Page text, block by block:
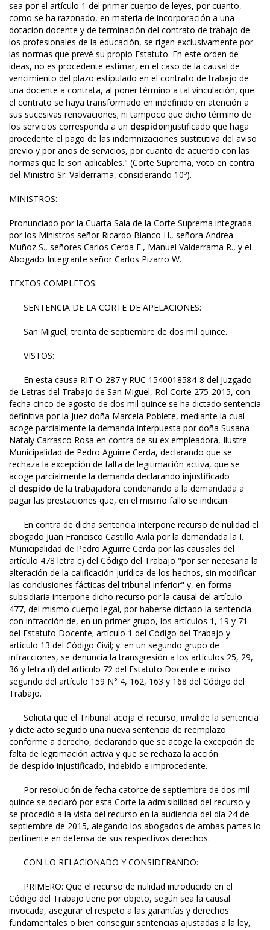
sea por el artículo 1 del primer cuerpo de leyes, por cuanto,
como se ha razonado, en materia de incorporación a una
dotación docente y de terminación del contrato de trabajo de
los profesionales de la educación, se rigen exclusivamente por
las normas que prevé su propio Estatuto. En este orden de
ideas, no es procedente estimar, en el caso de la causal de
vencimiento del plazo estipulado en el contrato de trabajo de
una docente a contrata, al poner término a tal vinculación, que
el contrato se haya transformado en indefinido en atención a
sus sucesivas renovaciones; ni tampoco que dicho término de
los servicios corresponda a un despidoinjustificado que haga
procedente el pago de las indemnizaciones sustitutiva del aviso
previo y por años de servicios, por cuanto de acuerdo con las
normas que le son aplicables." (Corte Suprema, voto en contra
del Ministro Sr. Valderrama, considerando 10º).
MINISTROS:
Pronunciado por la Cuarta Sala de la Corte Suprema integrada
por los Ministros señor Ricardo Blanco H., señora Andrea
Muñoz S., señores Carlos Cerda F., Manuel Valderrama R., y el
Abogado Integrante señor Carlos Pizarro W.
TEXTOS COMPLETOS:
SENTENCIA DE LA CORTE DE APELACIONES:
San Miguel, treinta de septiembre de dos mil quince.
VISTOS:
En esta causa RIT O-287 y RUC 1540018584-8 del Juzgado
de Letras del Trabajo de San Miguel, Rol Corte 275-2015, con
fecha cinco de agosto de dos mil quince se ha dictado sentencia
definitiva por la Juez doña Marcela Poblete, mediante la cual
acoge parcialmente la demanda interpuesta por doña Susana
Nataly Carrasco Rosa en contra de su ex empleadora, Ilustre
Municipalidad de Pedro Aguirre Cerda, declarando que se
rechaza la excepción de falta de legitimación activa, que se
acoge parcialmente la demanda declarando injustificado
el despido de la trabajadora condenando a la demandada a
pagar las prestaciones que, en el mismo fallo se indican.
En contra de dicha sentencia interpone recurso de nulidad el
abogado Juan Francisco Castillo Avila por la demandada la I.
Municipalidad de Pedro Aguirre Cerda por las causales del
artículo 478 letra c) del Código del Trabajo "por ser necesaria la
alteración de la calificación jurídica de los hechos, sin modificar
las conclusiones fácticas del tribunal inferior" y, en forma
subsidiaria interpone dicho recurso por la causal del artículo
477, del mismo cuerpo legal, por haberse dictado la sentencia
con infracción de, en un primer grupo, los artículos 1, 19 y 71
del Estatuto Docente; artículo 1 del Código del Trabajo y
artículo 13 del Código Civil; y. en un segundo grupo de
infracciones, se denuncia la transgresión a los artículos 25, 29,
36 y letra d) del artículo 72 del Estatuto Docente e inciso
segundo del artículo 159 N° 4, 162, 163 y 168 del Código del
Trabajo.
Solicita que el Tribunal acoja el recurso, invalide la sentencia
y dicte acto seguido una nueva sentencia de reemplazo
conforme a derecho, declarando que se acoge la excepción de
falta de legitimación activa y que se rechaza la acción
de despido injustificado, indebido e improcedente.
Por resolución de fecha catorce de septiembre de dos mil
quince se declaró por esta Corte la admisibilidad del recurso y
se procedió a la vista del recurso en la audiencia del día 24 de
septiembre de 2015, alegando los abogados de ambas partes lo
pertinente en defensa de sus respectivos derechos.
CON LO RELACIONADO Y CONSIDERANDO:
PRIMERO: Que el recurso de nulidad introducido en el
Código del Trabajo tiene por objeto, según sea la causal
invocada, asegurar el respeto a las garantías y derechos
fundamentales o bien conseguir sentencias ajustadas a la ley,